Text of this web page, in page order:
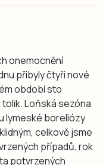
onemocnění
přibyly čtyři nové
období sto
Loňská sezóna
lymeské boreliózy
celkově jsme
případů, rok
potvrzených